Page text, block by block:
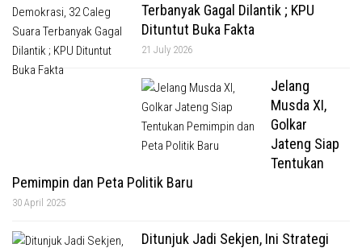
Terbanyak Gagal Dilantik ; KPU
Dituntut Buka Fakta
21 July 2026
Jelang
Musda XI,
Golkar
Jateng Siap
Tentukan
Pemimpin dan Peta Politik Baru
30 April 2025
Ditunjuk Jadi Sekjen, Ini Strategi